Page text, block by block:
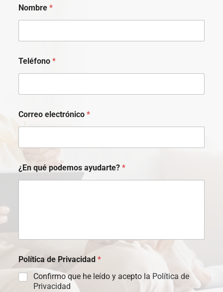
Nombre *
Teléfono *
Correo electrónico *
¿En qué podemos ayudarte? *
Política de Privacidad *
Confirmo que he leído y acepto la Política de
Privacidad